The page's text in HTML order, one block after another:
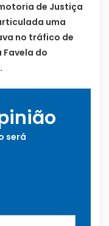
de Justiça
uma
no tráfico de
Favela do
será